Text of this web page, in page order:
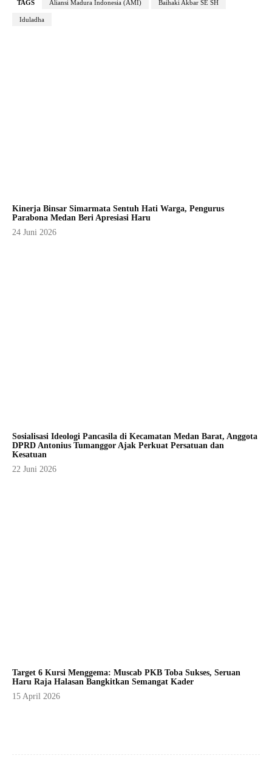
TAGS Aliansi Madura Indonesia (AMI) Baihaki Akbar SE SH
Iduladha
Kinerja Binsar Simarmata Sentuh Hati Warga, Pengurus
Parabona Medan Beri Apresiasi Haru
24 Juni 2026
Sosialisasi Ideologi Pancasila di Kecamatan Medan Barat, Anggota
DPRD Antonius Tumanggor Ajak Perkuat Persatuan dan
Kesatuan
22 Juni 2026
Target 6 Kursi Menggema: Muscab PKB Toba Sukses, Seruan
Haru Raja Halasan Bangkitkan Semangat Kader
15 April 2026